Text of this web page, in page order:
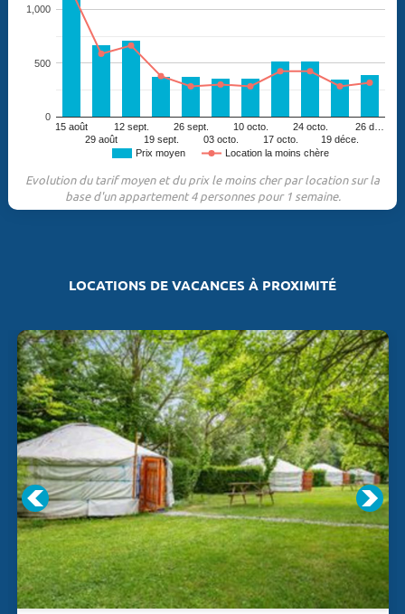
Prix moyen Location la moins chère
15 août
29 août
12 sept.
19 sept.
26 sept.
03 octo.
10 octo.
17 octo.
24 octo.
19 déce.
26 d…
0
500
1,000
Evolution du tarif moyen et du prix le moins cher par location sur la
base d'un appartement 4 personnes pour 1 semaine.
LOCATIONS DE VACANCES À PROXIMITÉ